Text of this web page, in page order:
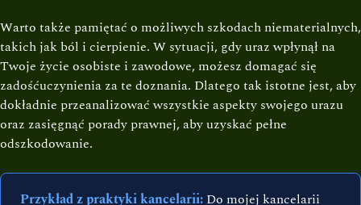
Warto także pamiętać o możliwych szkodach niematerialnych,
takich jak ból i cierpienie. W sytuacji, gdy uraz wpłynął na
Twoje życie osobiste i zawodowe, możesz domagać się
zadośćuczynienia za te doznania. Dlatego tak istotne jest, aby
dokładnie przeanalizować wszystkie aspekty swojego urazu
oraz zasięgnąć porady prawnej, aby uzyskać pełne
odszkodowanie.
Przykład z praktyki kancelarii: Do mojej kancelarii